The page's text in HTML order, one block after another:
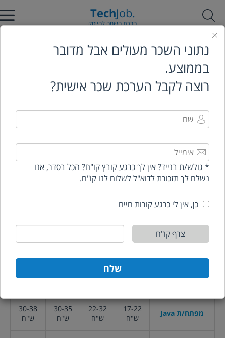
TechJob.
חברת השמה להייטק
חברת השמה להייטק
סקר שכר הייטק
שנים
שנים
שנים
אלגוריתמים
ש"ח
ש"ח
ש"ח
ש"ח
מפתח/ת C
16-20
ש"ח
18-28
ש"ח
27-33
28-36
מפתח/ת C++
16-20
מפתח/ת Front
17-21
22-32
מפתח/ת Java
17-22
ש"ח
22-32
ש"ח
30-35
ש"ח
30-38
ש"ח
נתוני השכר מעולים אבל מדובר
בממוצע.
רוצה לקבל הערכת שכר אישית?
* גולש/ת בנייד? אין לך כרגע קובץ קו"ח? הכל בסדר, אנו
נשלח לך תזכורת לדוא"ל לשלוח לנו קו"ח.
כן, אין לי כרגע קורות חיים
צרף קו"ח
שלח